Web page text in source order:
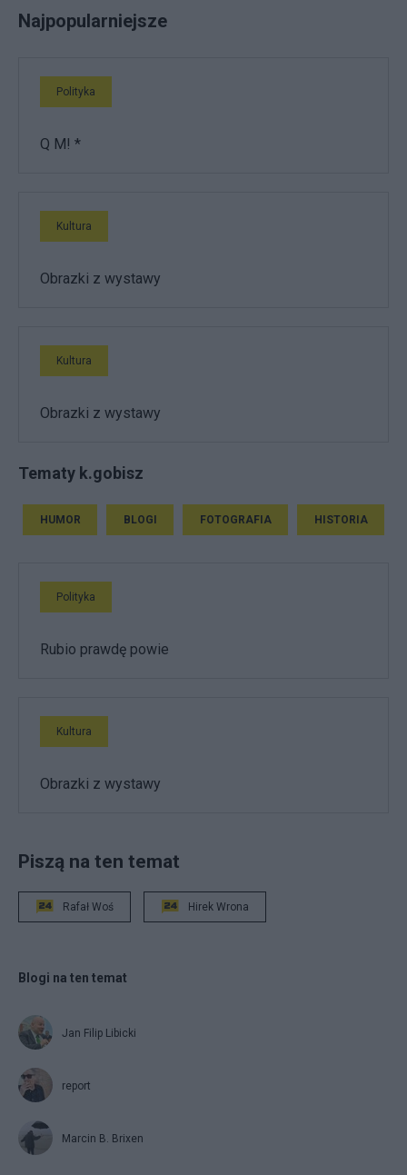
Najpopularniejsze
Polityka
Q M! *
Kultura
Obrazki z wystawy
Kultura
Obrazki z wystawy
Tematy k.gobisz
HUMOR BLOGI FOTOGRAFIA HISTORIA
Polityka
Rubio prawdę powie
Kultura
Obrazki z wystawy
Piszą na ten temat
Rafał Woś Hirek Wrona
Blogi na ten temat
Jan Filip Libicki
report
Marcin B. Brixen